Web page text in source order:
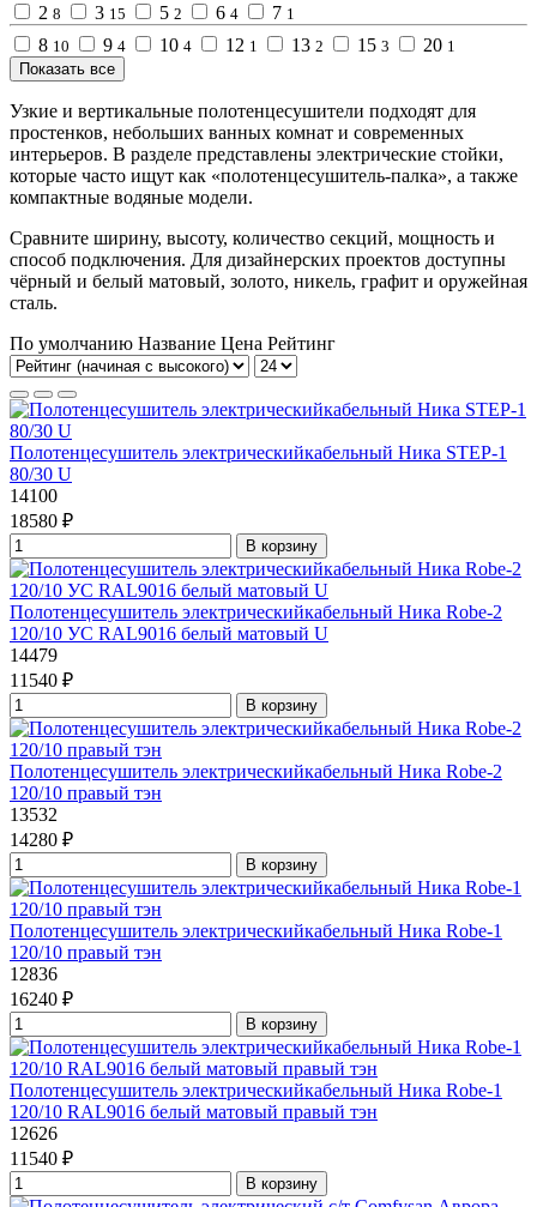
2 8 3 15 5 2 6 4 7 1
8 10 9 4 10 4 12 1 13 2 15 3 20 1
Показать все
Узкие и вертикальные полотенцесушители подходят для
простенков, небольших ванных комнат и современных
интерьеров. В разделе представлены электрические стойки,
которые часто ищут как «полотенцесушитель-палка», а также
компактные водяные модели.
Сравните ширину, высоту, количество секций, мощность и
способ подключения. Для дизайнерских проектов доступны
чёрный и белый матовый, золото, никель, графит и оружейная
сталь.
По умолчанию Название Цена Рейтинг
Полотенцесушитель электрическийкабельный Ника STEP-1
80/30 U
14100
18580 ₽
В корзину
Полотенцесушитель электрическийкабельный Ника Robe-2
120/10 УС RAL9016 белый матовый U
14479
11540 ₽
В корзину
Полотенцесушитель электрическийкабельный Ника Robe-2
120/10 правый тэн
13532
14280 ₽
В корзину
Полотенцесушитель электрическийкабельный Ника Robe-1
120/10 правый тэн
12836
16240 ₽
В корзину
Полотенцесушитель электрическийкабельный Ника Robe-1
120/10 RAL9016 белый матовый правый тэн
12626
11540 ₽
В корзину